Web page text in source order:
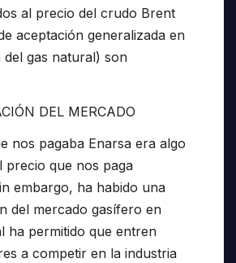
al precio del crudo Brent
aceptación generalizada en
del gas natural) son
DEL MERCADO
nos pagaba Enarsa era algo
precio que nos paga
embargo, ha habido una
del mercado gasífero en
ha permitido que entren
a competir en la industria